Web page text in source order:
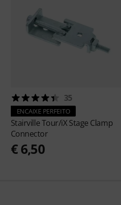
35
ENCAIXE PERFEITO
StairvilleTour/iX Stage Clamp
Connector
€ 6,50